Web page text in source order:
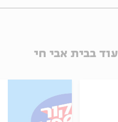
עוד בבית אבי חי